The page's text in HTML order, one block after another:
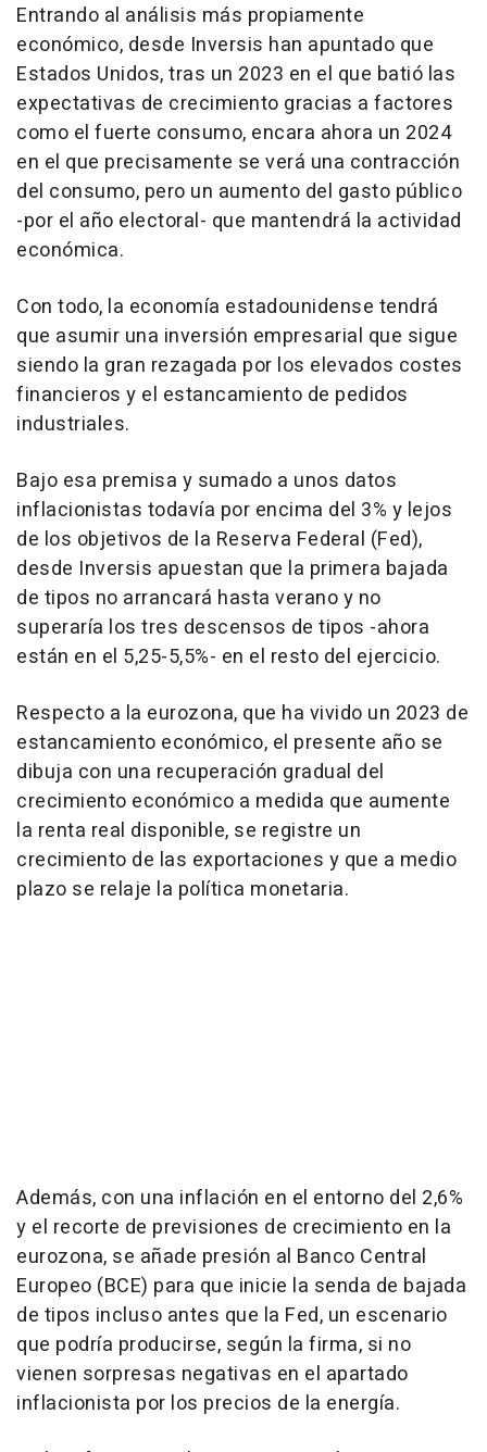
Entrando al análisis más propiamente
económico, desde Inversis han apuntado que
Estados Unidos, tras un 2023 en el que batió las
expectativas de crecimiento gracias a factores
como el fuerte consumo, encara ahora un 2024
en el que precisamente se verá una contracción
del consumo, pero un aumento del gasto público
-por el año electoral- que mantendrá la actividad
económica.
Con todo, la economía estadounidense tendrá
que asumir una inversión empresarial que sigue
siendo la gran rezagada por los elevados costes
financieros y el estancamiento de pedidos
industriales.
Bajo esa premisa y sumado a unos datos
inflacionistas todavía por encima del 3% y lejos
de los objetivos de la Reserva Federal (Fed),
desde Inversis apuestan que la primera bajada
de tipos no arrancará hasta verano y no
superaría los tres descensos de tipos -ahora
están en el 5,25-5,5%- en el resto del ejercicio.
Respecto a la eurozona, que ha vivido un 2023 de
estancamiento económico, el presente año se
dibuja con una recuperación gradual del
crecimiento económico a medida que aumente
la renta real disponible, se registre un
crecimiento de las exportaciones y que a medio
plazo se relaje la política monetaria.
Además, con una inflación en el entorno del 2,6%
y el recorte de previsiones de crecimiento en la
eurozona, se añade presión al Banco Central
Europeo (BCE) para que inicie la senda de bajada
de tipos incluso antes que la Fed, un escenario
que podría producirse, según la firma, si no
vienen sorpresas negativas en el apartado
inflacionista por los precios de la energía.